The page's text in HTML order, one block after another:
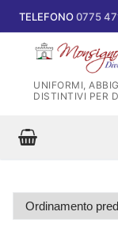
al
contenuto
TELEFONO0775
UNIFORMI,
DISTINTIVI PER